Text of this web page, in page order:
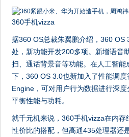
360手机vizza
据360 OS总裁朱翼鹏介绍，360 OS
处，新功能开发200多项。新增语音
扫、通话背景音等功能。在人工智
下，360 OS 3.0也新加入了性能调
Engine，可对用户行为数据进行深
平衡性能与功耗。
就千元机来说，360手机vizza在内存
性价比的搭配，但高通435处理器还